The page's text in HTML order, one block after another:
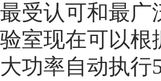
最受认可和最广
验室现在可以根
大功率自动执行